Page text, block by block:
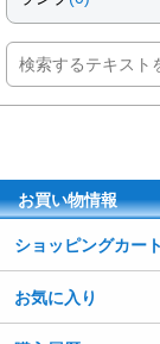
お買い物情報
ショッピングカート
お気に入り